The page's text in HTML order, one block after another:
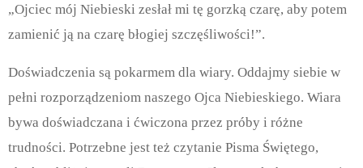
„Ojciec mój Niebieski zesłał mi tę gorzką czarę, aby potem
zamienić ją na czarę błogiej szczęśliwości!”.
Doświadczenia są pokarmem dla wiary. Oddajmy siebie w
pełni rozporządzeniom naszego Ojca Niebieskiego. Wiara
bywa doświadczana i ćwiczona przez próby i różne
trudności. Potrzebne jest też czytanie Pisma Świętego,